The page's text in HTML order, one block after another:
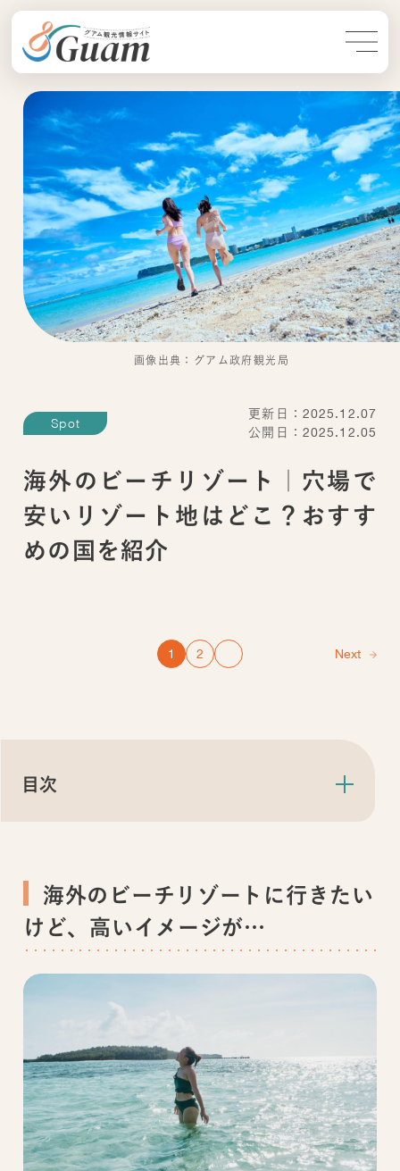
画像出典：グアム政府観光局
Spot
更新日：2025.12.07
公開日：2025.12.05
海外のビーチリゾート｜穴場で
安いリゾート地はどこ？おすす
めの国を紹介
1 2 Next
目次
海外のビーチリゾートに行きたい
けど、高いイメージが…